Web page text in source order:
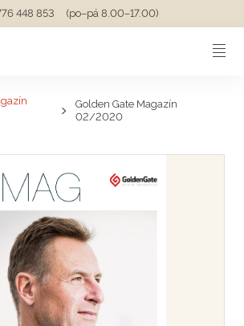
448 853 (po–pá 8.00–17.00)
Golden Gate Magazín
02/2020